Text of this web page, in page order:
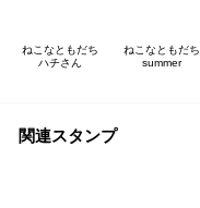
ねこなともだち
ハチさん
ねこなともだち
summer
関連スタンプ